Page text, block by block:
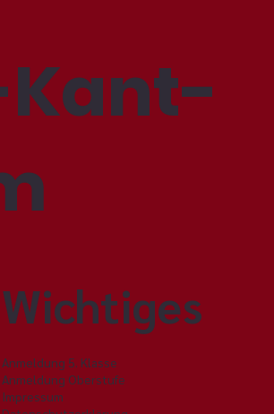
ALN - Aktive Lernzeit am
Nachmittag
Wichtiges
Anmeldung 5. Klasse
Anmeldung Oberstufe
Impressum